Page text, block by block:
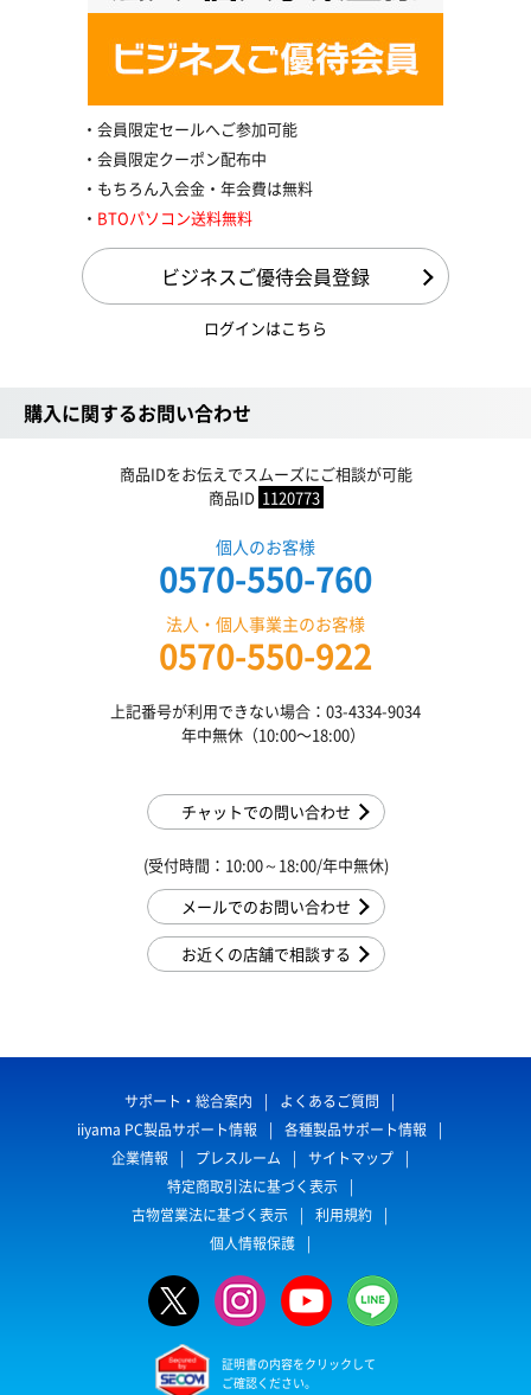
会員限定セールへご参加可能
会員限定クーポン配布中
もちろん入会金・年会費は無料
BTOパソコン送料無料
ビジネスご優待会員登録
ログインはこちら
購入に関するお問い合わせ
商品IDをお伝えでスムーズにご相談が可能
商品ID 1120773
個人のお客様
0570-550-760
法人・個人事業主のお客様
0570-550-922
上記番号が利用できない場合：03-4334-9034
年中無休（10:00〜18:00）
チャットでの問い合わせ
(受付時間：10:00～18:00/年中無休)
メールでのお問い合わせ
お近くの店舗で相談する
サポート・総合案内
よくあるご質問
iiyama PC製品サポート情報
各種製品サポート情報
企業情報
プレスルーム
サイトマップ
特定商取引法に基づく表示
古物営業法に基づく表示
利用規約
個人情報保護
証明書の内容をクリックして
ご確認ください。